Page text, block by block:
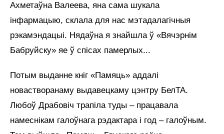
Ахметаўна Валеева, яна сама шукала
інфармацыю, склала для нас мэтадалагічныя
рэкамэндацыі. Нядаўна я знайшла ў «Вячэрнім
Бабруйску» яе ў спісах памерлых...
Потым выданне кніг «Памяць» аддалі
новастворанаму выдавецкаму цэнтру БелТА.
Любоў Драбовіч трапіла туды – працавала
намеснікам галоўнага рэдактара і год – галоўным.